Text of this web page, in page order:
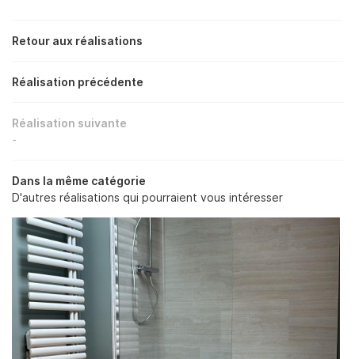
ACCUEIL
CHAUFFAGE
– POMPES À CHALEUR
DE BAIN
AVIS
Retour aux réalisations
Réalisation précédente
Réalisation suivante
-
Dans la même catégorie
D'autres réalisations qui pourraient vous intéresser